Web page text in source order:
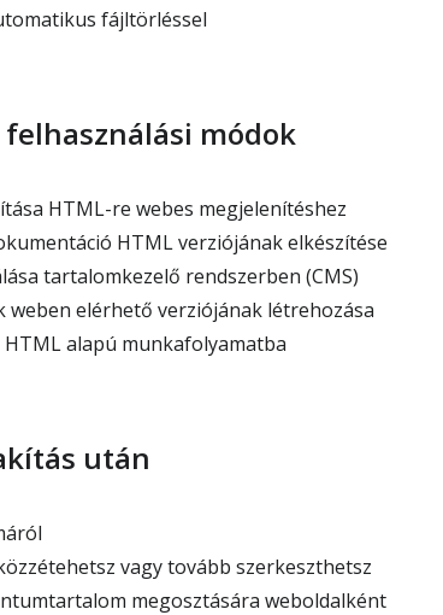
fájltörléssel
felhasználási módok
HTML-re webes megjelenítéshez
HTML verziójának elkészítése
tartalomkezelő rendszerben (CMS)
weben elérhető verziójának létrehozása
alapú munkafolyamatba
után
vagy tovább szerkeszthetsz
megosztására weboldalként